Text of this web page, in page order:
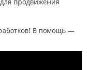
В помощь —